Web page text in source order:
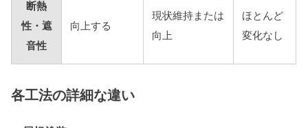
断熱
性・遮
音性
向上する
現状維持または
向上
ほとんど
変化なし
各工法の詳細な違い